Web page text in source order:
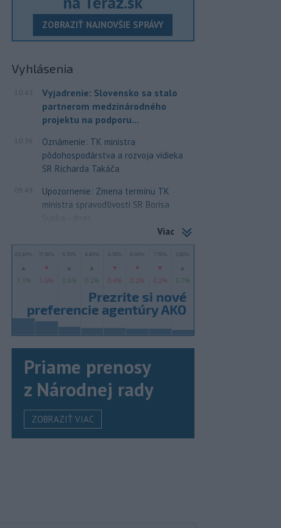
ZOBRAZIŤ NAJNOVŠIE SPRÁVY
Vyhlásenia
10:43
Vyjadrenie: Slovensko sa stalo
partnerom medzinárodného
projektu na podporu...
10:36
Oznámenie: TK ministra
pôdohospodárstva a rozvoja vidieka
SR Richarda Takáča
09:49
Upozornenie: Zmena termínu TK
ministra spravodlivosti SR Borisa
Suska - dnes
Viac
Priame prenosy
z Národnej rady
ZOBRAZIŤ VIAC